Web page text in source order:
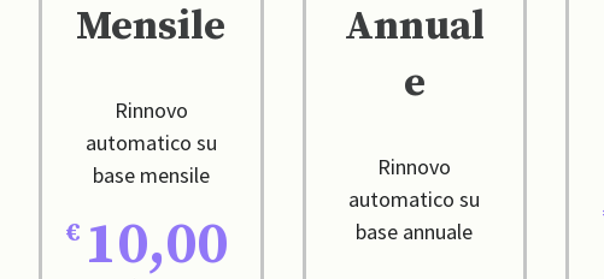
Mensile
Rinnovo
automatico su
base mensile
10,00
Annual
e
Rinnovo
automatico su
base annuale